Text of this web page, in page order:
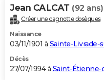
Jean CALCAT (92 ans)
Créer une cagnotte obsèques
Naissance
03/11/1901 à Sainte-Livrade-
Décès
27/07/1994 à Saint-Étienne-